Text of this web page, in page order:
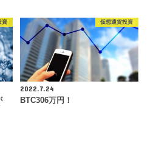
資 仮想通貨投資
2022.7.24
BTC306万円！